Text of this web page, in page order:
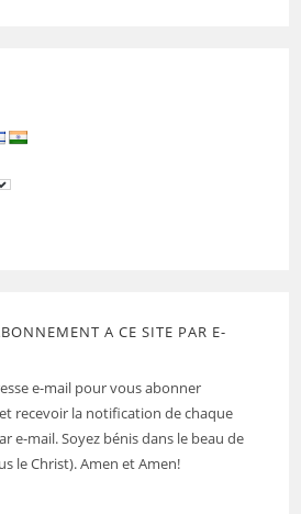
A CE SITE PAR E-
e-mail pour vous abonner
recevoir la notification de chaque
e-mail. Soyez bénis dans le beau de
le Christ). Amen et Amen!